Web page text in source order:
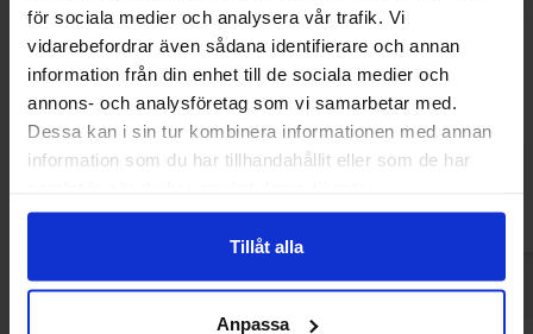
för sociala medier och analysera vår trafik. Vi
vidarebefordrar även sådana identifierare och annan
information från din enhet till de sociala medier och
annons- och analysföretag som vi samarbetar med.
Dessa kan i sin tur kombinera informationen med annan
information som du har tillhandahållit eller som de har
Tillåt alla
Anpassa
Matthijs Cola Nappar Veggie 800g
139.90 kr
Kjøp